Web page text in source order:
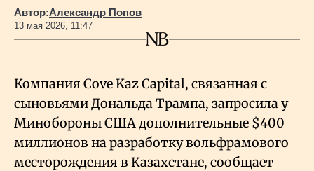
Life & Arts
Все новости
Автор:Александр Попов
13 мая 2026, 11:47
Компания Cove Kaz Capital, связанная с
сыновьями Дональда Трампа, запросила у
Минобороны США дополнительные $400
миллионов на разработку вольфрамового
месторождения в Казахстане, сообщает